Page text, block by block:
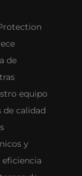
de
equipo
calidad
y